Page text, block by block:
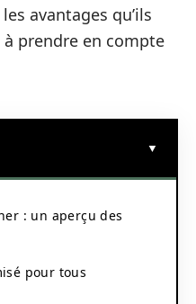
avantages qu’ils
prendre en compte
: un aperçu des
pour tous